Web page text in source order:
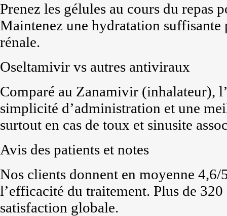
Prenez les gélules au cours du repas
Maintenez une hydratation
rénale.
Oseltamivir vs autres antiviraux
Comparé au Zanamivir (inhalateur),
simplicité d’administration et une
surtout en cas de toux et sinusite
Avis des patients et notes
Nos clients donnent en moyenne
l’efficacité du traitement. Plus de
satisfaction globale.